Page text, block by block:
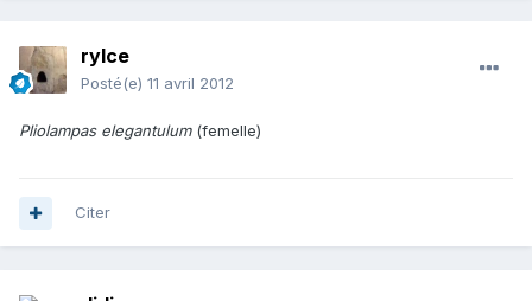
rylce
Posté(e) 11 avril 2012
Pliolampas elegantulum(femelle)
Citer